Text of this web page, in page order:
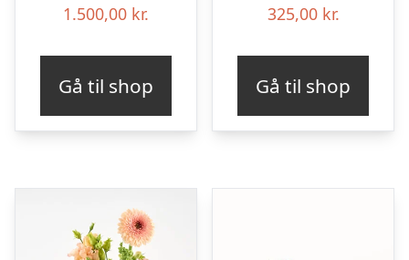
1.500,00 kr.
Gå til shop
325,00 kr.
Gå til shop